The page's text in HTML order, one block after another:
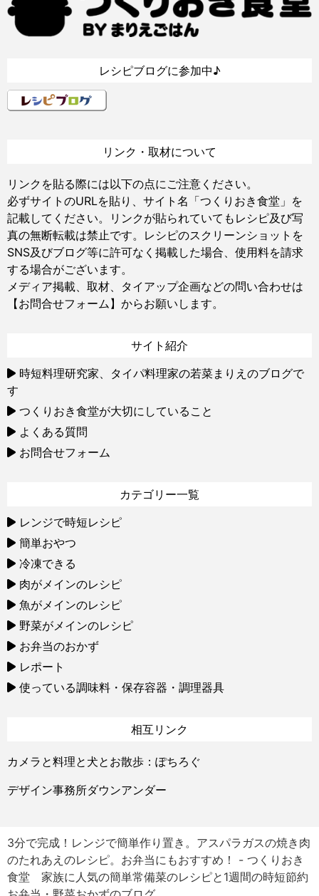
レシピブログに参加中♪
リンク・取材について
リンクを貼る際には以下の点にご注意ください。
必ずサイトのURLを貼り、サイト名「つくりおき食堂」を
記載してください。リンクが貼られていてもレシピ及び写
真の無断転載は禁止です。レシピのスクリーンショットを
SNS及びブログ等に許可なく掲載した場合、使用料を請求
する場合がございます。
メディア掲載、取材、タイアップ企画などの問い合わせは
【お問合せフォーム】 からお願いします。
サイト紹介
時短料理研究家、タイパ料理家の若菜まりえのブログで
す
つくりおき食堂が大切にしていること
よくある質問
お問合せフォーム
カテゴリー一覧
レンジで時短レシピ
簡単おやつ
冷凍できる
肉がメインのレシピ
魚がメインのレシピ
野菜がメインのレシピ
お弁当のおかず
レポート
使っている調味料・保存容器・調理器具
相互リンク
カメラと料理と犬とお散歩：ぽちろぐ
デザイン事務所ダウンアンダー
3分で完成！レンジで簡単作り置き。アスパラガスの焼き肉
のたれあえのレシピ。お弁当にもおすすめ！ - つくりおき
食堂 家族に人気の簡単常備菜のレシピと1週間の時短節約